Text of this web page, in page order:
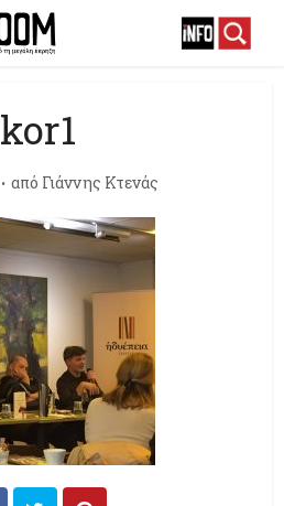
kor1
από Γιάννης Κτενάς